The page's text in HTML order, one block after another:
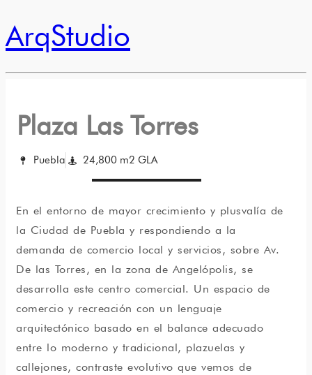
ArqStudio
Plaza Las Torres
Puebla 24,800 m2 GLA
En el entorno de mayor crecimiento y plusvalía de
la Ciudad de Puebla y respondiendo a la
demanda de comercio local y servicios, sobre Av.
De las Torres, en la zona de Angelópolis, se
desarrolla este centro comercial. Un espacio de
comercio y recreación con un lenguaje
arquitectónico basado en el balance adecuado
entre lo moderno y tradicional, plazuelas y
callejones, contraste evolutivo que vemos de